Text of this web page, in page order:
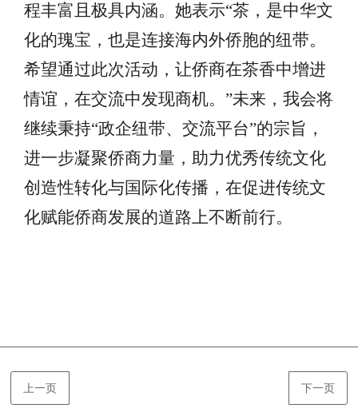
程丰富且极具内涵。她表示“茶，是中华文
化的瑰宝，也是连接海内外侨胞的纽带。
希望通过此次活动，让侨商在茶香中增进
情谊，在交流中发现商机。”未来，我会将
继续秉持“政企纽带、交流平台”的宗旨，
进一步凝聚侨商力量，助力优秀传统文化
创造性转化与国际化传播，在促进传统文
化赋能侨商发展的道路上不断前行。
上一页 下一页